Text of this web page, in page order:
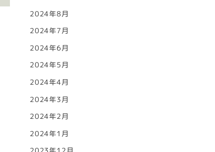
2024年8月
2024年7月
2024年6月
2024年5月
2024年4月
2024年3月
2024年2月
2024年1月